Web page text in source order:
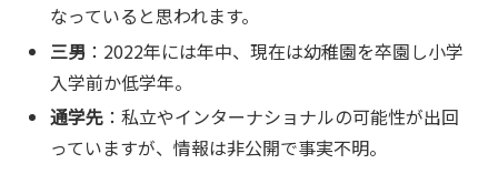
なっていると思われます。
三男 ：2022年には年中、現在は幼稚園を卒園し小学
入学前か低学年。
通学先 ：私立やインターナショナルの可能性が出回
っていますが、情報は非公開で事実不明。